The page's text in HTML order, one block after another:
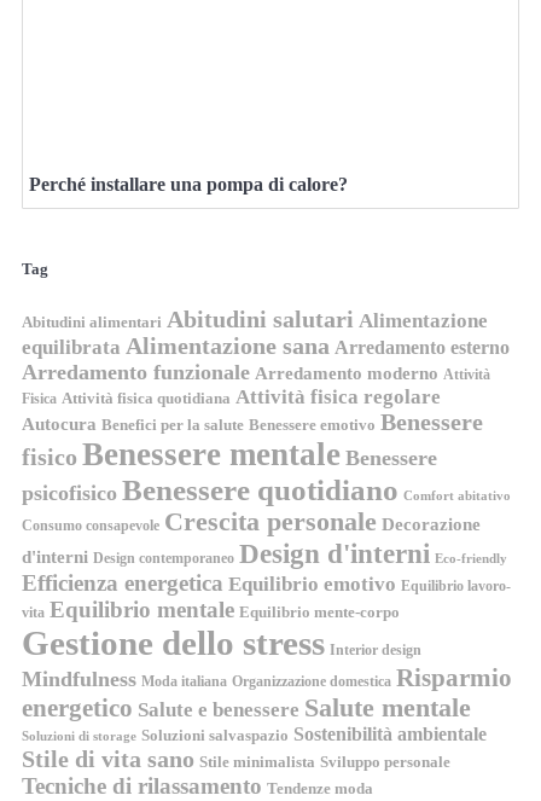
Perché installare una pompa di calore?
Tag
Abitudini alimentari Abitudini salutari Alimentazione
equilibrata Alimentazione sana Arredamento esterno
Arredamento funzionale Arredamento moderno Attività
Fisica Attività fisica quotidiana Attività fisica regolare
Autocura Benefici per la salute Benessere emotivo Benessere
fisico Benessere mentale Benessere
psicofisico Benessere quotidiano Comfort abitativo
Consumo consapevole Crescita personale Decorazione
d'interni Design contemporaneo Design d'interni Eco-friendly
Efficienza energetica Equilibrio emotivo Equilibrio lavoro-
vita Equilibrio mentale Equilibrio mente-corpo
Gestione dello stress Interior design
Mindfulness Moda italiana Organizzazione domestica Risparmio
energetico Salute e benessere Salute mentale
Soluzioni di storage Soluzioni salvaspazio Sostenibilità ambientale
Stile di vita sano Stile minimalista Sviluppo personale
Tecniche di rilassamento Tendenze moda